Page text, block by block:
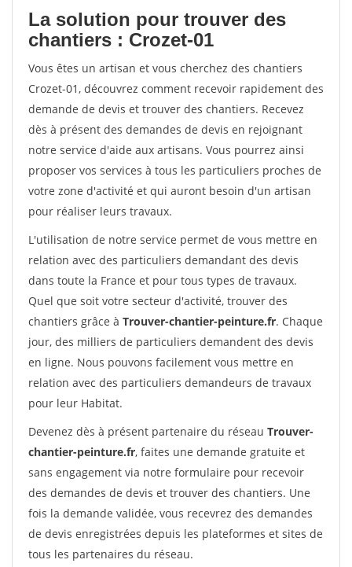
La solution pour trouver des
chantiers : Crozet-01
Vous êtes un artisan et vous cherchez des chantiers
Crozet-01, découvrez comment recevoir rapidement des
demande de devis et trouver des chantiers. Recevez
dès à présent des demandes de devis en rejoignant
notre service d'aide aux artisans. Vous pourrez ainsi
proposer vos services à tous les particuliers proches de
votre zone d'activité et qui auront besoin d'un artisan
pour réaliser leurs travaux.
L'utilisation de notre service permet de vous mettre en
relation avec des particuliers demandant des devis
dans toute la France et pour tous types de travaux.
Quel que soit votre secteur d'activité, trouver des
chantiers grâce à Trouver-chantier-peinture.fr. Chaque
jour, des milliers de particuliers demandent des devis
en ligne. Nous pouvons facilement vous mettre en
relation avec des particuliers demandeurs de travaux
pour leur Habitat.
Devenez dès à présent partenaire du réseau Trouver-
chantier-peinture.fr, faites une demande gratuite et
sans engagement via notre formulaire pour recevoir
des demandes de devis et trouver des chantiers. Une
fois la demande validée, vous recevrez des demandes
de devis enregistrées depuis les plateformes et sites de
tous les partenaires du réseau.